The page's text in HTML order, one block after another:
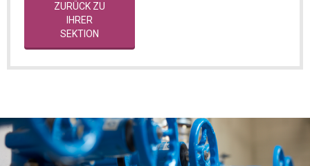
ZURÜCK ZU
IHRER
SEKTION